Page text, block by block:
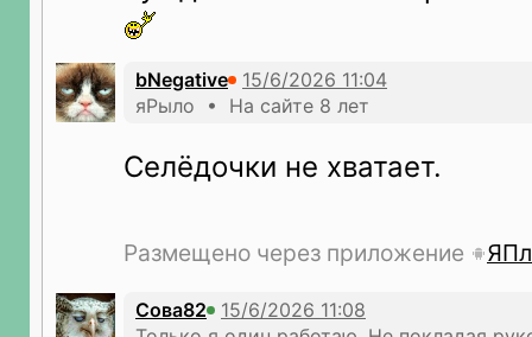
bNegative
яРыло • На сайте 8 лет
Селёдочки не хватает.
Размещено через приложение
Сова82